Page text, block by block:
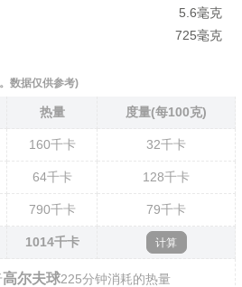
5.6毫克
725毫克
数据仅供参考)
热量 度量(每100克)
160千卡 32千卡
64千卡 128千卡
790千卡 79千卡
1014千卡
高尔夫球225分钟消耗的热量